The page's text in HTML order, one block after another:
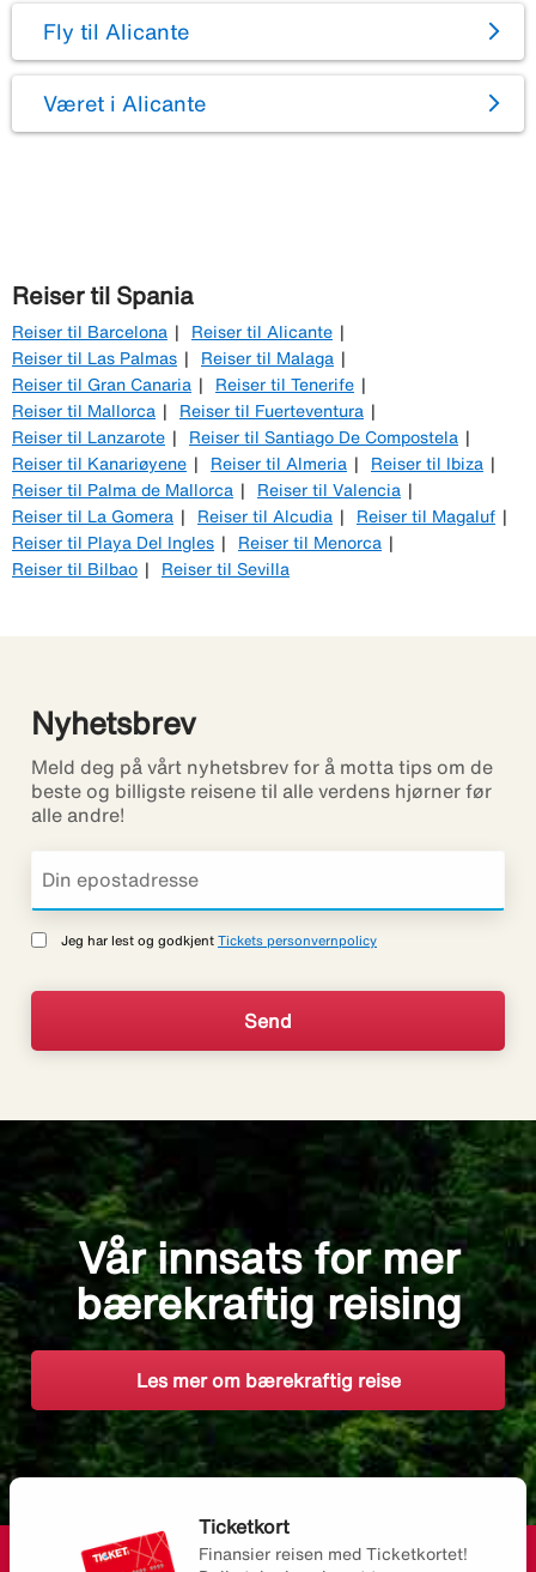
Fly til Alicante
Været i Alicante
Reiser til Spania
Reiser til Barcelona
Reiser til Alicante
Reiser til Las Palmas
Reiser til Malaga
Reiser til Gran Canaria
Reiser til Tenerife
Reiser til Mallorca
Reiser til Fuerteventura
Reiser til Lanzarote
Reiser til Santiago De Compostela
Reiser til Kanariøyene
Reiser til Almeria
Reiser til Ibiza
Reiser til Palma de Mallorca
Reiser til Valencia
Reiser til La Gomera
Reiser til Alcudia
Reiser til Magaluf
Reiser til Playa Del Ingles
Reiser til Menorca
Reiser til Bilbao
Reiser til Sevilla
Nyhetsbrev
Meld deg på vårt nyhetsbrev for å motta tips om de
beste og billigste reisene til alle verdens hjørner før
alle andre!
Jeg har lest og godkjent Tickets personvernpolicy
Vår innsats for mer
bærekraftig reising
Les mer om bærekraftig reise
Ticketkort
Finansier reisen med Ticketkortet!